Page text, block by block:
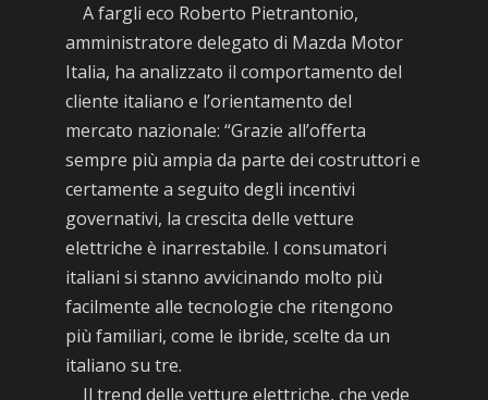
A fargli eco Roberto Pietrantonio,
amministratore delegato di Mazda Motor
Italia, ha analizzato il comportamento del
cliente italiano e l’orientamento del
mercato nazionale: “Grazie all’offerta
sempre più ampia da parte dei costruttori e
certamente a seguito degli incentivi
governativi, la crescita delle vetture
elettriche è inarrestabile. I consumatori
italiani si stanno avvicinando molto più
facilmente alle tecnologie che ritengono
più familiari, come le ibride, scelte da un
italiano su tre.
Il trend delle vetture elettriche, che vede